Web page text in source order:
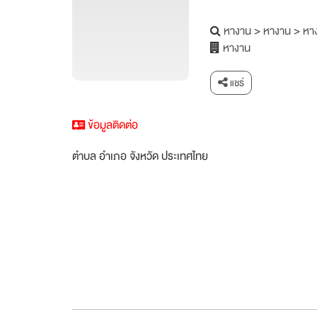
หางาน>หางาน>ห
หางาน
แชร์
ข้อมูลติดต่อ
ตำบล อำเภอ จังหวัด ประเทศไทย